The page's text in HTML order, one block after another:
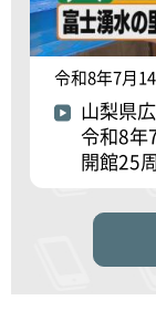
令和8年7月
山梨県
令和8年
開館25